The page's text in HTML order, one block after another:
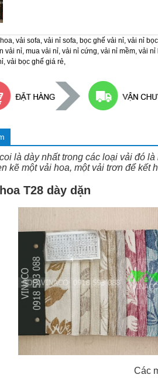
vải sofa vải nỉ sofa bọc ghế vải nỉ, vải nỉ
vải nỉ, mua vải nỉ, vải nỉ cứng vải nỉ mềm, vải nỉ
, vải bọc ghế giá rẻ
là dày nhất trong các loại vải đó là
kẽ một vải hoa, một vải trơn để kết
T28 dày dặn
Các